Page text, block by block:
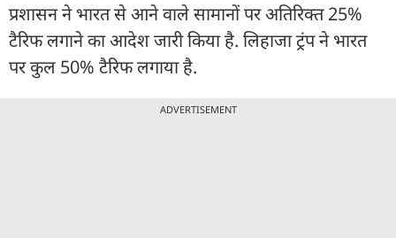
प्रशासन ने भारत से आने वाले सामानों पर अतिरिक्त 25%
टैरिफ लगाने का आदेश जारी किया है. लिहाजा ट्रंप ने भारत
पर कुल 50% टैरिफ लगाया है.
ADVERTISEMENT